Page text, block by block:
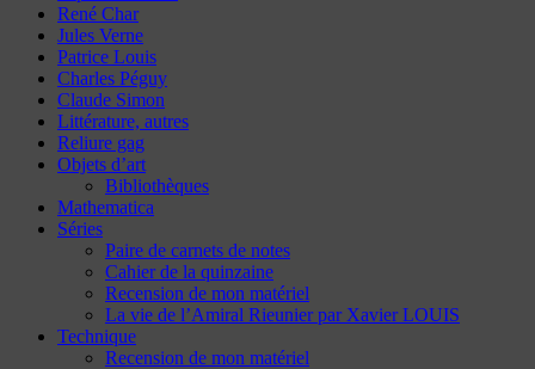
René Char
Jules Verne
Patrice Louis
Charles Péguy
Claude Simon
Littérature, autres
Reliure gag
Objets d’art
Bibliothèques
Mathematica
Séries
Paire de carnets de notes
Cahier de la quinzaine
Recension de mon matériel
La vie de l’Amiral Rieunier par Xavier LOUIS
Technique
Recension de mon matériel